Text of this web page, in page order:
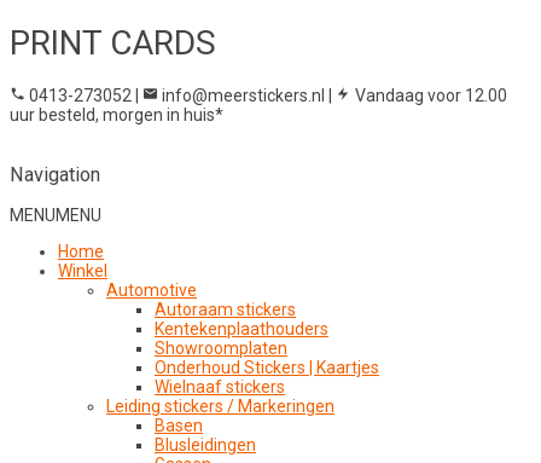
PRINT CARDS
0413-273052 | info@meerstickers.nl |
Vandaag voor 12.00
uur besteld, morgen in huis*
Navigation
MENUMENU
Home
Winkel
Automotive
Autoraam stickers
Kentekenplaathouders
Showroomplaten
Onderhoud Stickers | Kaartjes
Wielnaaf stickers
Leiding stickers / Markeringen
Basen
Blusleidingen